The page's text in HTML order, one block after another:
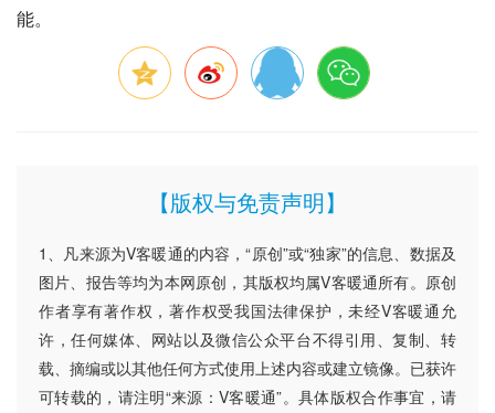
能。
【版权与免责声明】
1、凡来源为V客暖通的内容，“原创”或“独家”的信息、数据及
图片、报告等均为本网原创，其版权均属V客暖通所有。原创
作者享有著作权，著作权受我国法律保护，未经V客暖通允
许，任何媒体、网站以及微信公众平台不得引用、复制、转
载、摘编或以其他任何方式使用上述内容或建立镜像。已获许
可转载的，请注明“来源：V客暖通”。具体版权合作事宜，请